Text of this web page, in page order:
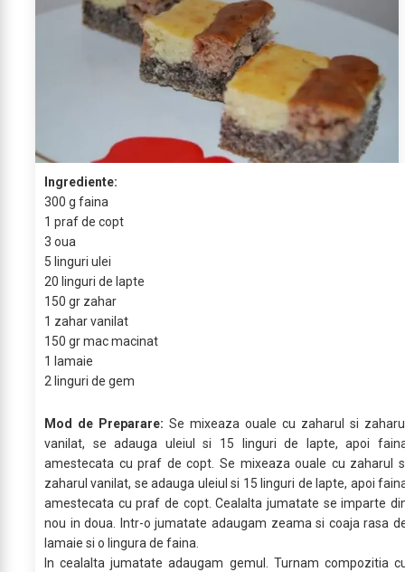
Ingrediente:
300 g faina
1 praf de copt
3 oua
5 linguri ulei
20 linguri de lapte
150 gr zahar
1 zahar vanilat
150 gr mac macinat
1 lamaie
2 linguri de gem
Mod de Preparare: Se mixeaza ouale cu zaharul si
vanilat, se adauga uleiul si 15 linguri de lapte, apoi
amestecata cu praf de copt. Se mixeaza ouale cu zaharul
zaharul vanilat, se adauga uleiul si 15 linguri de lapte, apoi
amestecata cu praf de copt. Cealalta jumatate se imparte
nou in doua. Intr-o jumatate adaugam zeama si coaja rasa
lamaie si o lingura de faina.
In cealalta jumatate adaugam gemul. Turnam compozitia